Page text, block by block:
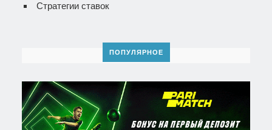
Стратегии ставок
ПОПУЛЯРНОЕ